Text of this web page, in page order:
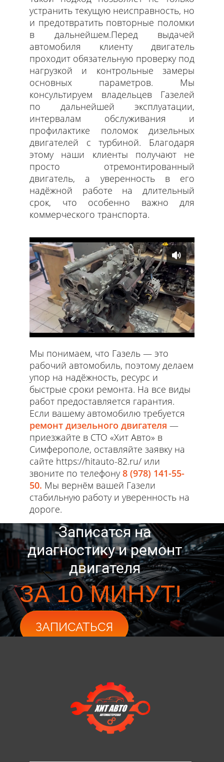
устранить текущую неисправность, но
и предотвратить повторные поломки
в дальнейшем.Перед выдачей
автомобиля клиенту двигатель
проходит обязательную проверку под
нагрузкой и контрольные замеры
основных параметров. Мы
консультируем владельцев Газелей
по дальнейшей эксплуатации,
интервалам обслуживания и
профилактике поломок дизельных
двигателей с турбиной. Благодаря
этому наши клиенты получают не
просто отремонтированный
двигатель, а уверенность в его
надёжной работе на длительный
срок, что особенно важно для
коммерческого транспорта.
Мы понимаем, что Газель — это
рабочий автомобиль, поэтому делаем
упор на надёжность, ресурс и
быстрые сроки ремонта. На все виды
работ предоставляется гарантия.
Если вашему автомобилю требуется
ремонт дизельного двигателя —
приезжайте в СТО «Хит Авто» в
Симферополе, оставляйте заявку на
сайте https://hitauto-82.ru/ или
звоните по телефону 8 (978) 141-55-
50. Мы вернём вашей Газели
стабильную работу и уверенность на
дороге.
Записатся на
диагностику и ремонт
двигателя
ЗА 10 МИНУТ!
ЗАПИСАТЬСЯ